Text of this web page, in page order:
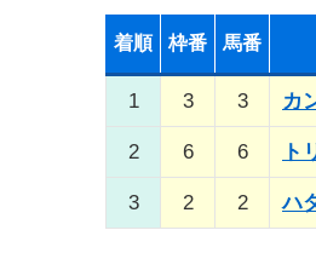
着順 枠番 馬番
1 3 3 カ
2 6 6 ト
3 2 2 ハ